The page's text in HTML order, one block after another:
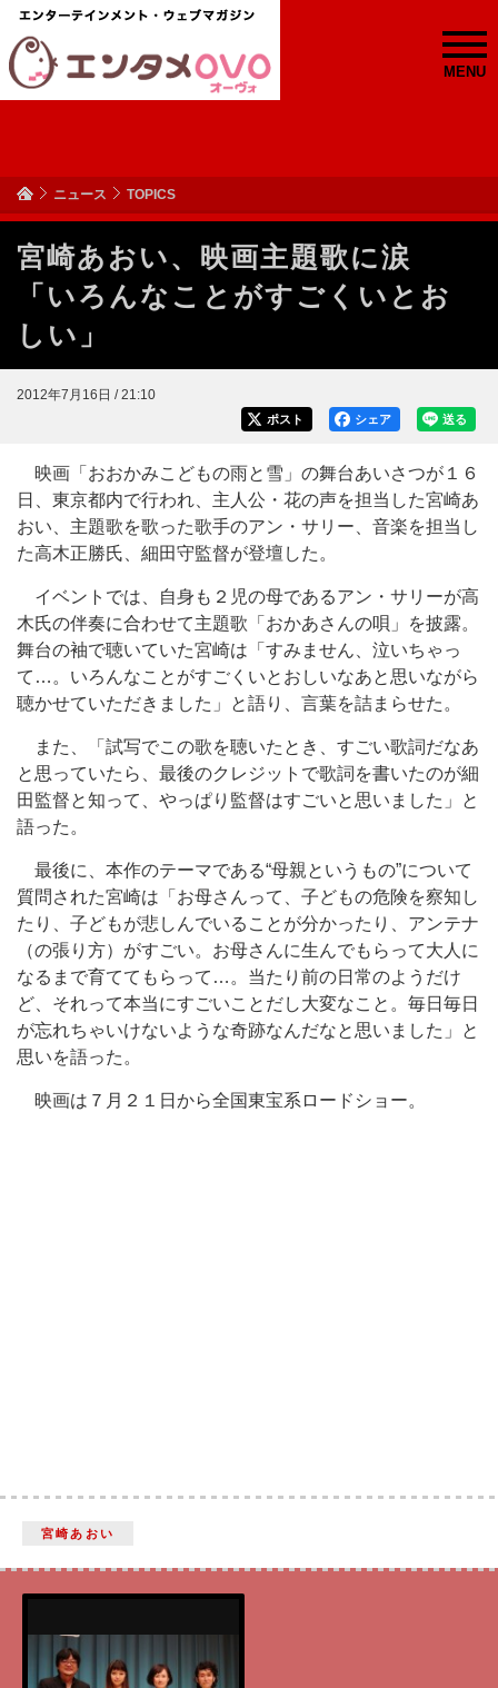
MENU
ニュース TOPICS
宮崎あおい、映画主題歌に涙
「いろんなことがすごくいとお
しい」
2012年7月16日 / 21:10
送る
シェア
ポスト
映画「おおかみこどもの雨と雪」の舞台あいさつが１６
日、東京都内で行われ、主人公・花の声を担当した宮崎あ
おい、主題歌を歌った歌手のアン・サリー、音楽を担当し
た高木正勝氏、細田守監督が登壇した。
イベントでは、自身も２児の母であるアン・サリーが高
木氏の伴奏に合わせて主題歌「おかあさんの唄」を披露。
舞台の袖で聴いていた宮崎は「すみません、泣いちゃっ
て…。いろんなことがすごくいとおしいなあと思いながら
聴かせていただきました」と語り、言葉を詰まらせた。
また、「試写でこの歌を聴いたとき、すごい歌詞だなあ
と思っていたら、最後のクレジットで歌詞を書いたのが細
田監督と知って、やっぱり監督はすごいと思いました」と
語った。
最後に、本作のテーマである“母親というもの”について
質問された宮崎は「お母さんって、子どもの危険を察知し
たり、子どもが悲しんでいることが分かったり、アンテナ
（の張り方）がすごい。お母さんに生んでもらって大人に
なるまで育ててもらって…。当たり前の日常のようだけ
ど、それって本当にすごいことだし大変なこと。毎日毎日
が忘れちゃいけないような奇跡なんだなと思いました」と
思いを語った。
映画は７月２１日から全国東宝系ロードショー。
宮崎あおい